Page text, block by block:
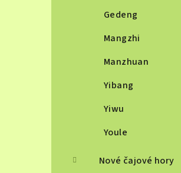
Gedeng
Mangzhi
Manzhuan
Yibang
Yiwu
Youle
Nové čajové hory